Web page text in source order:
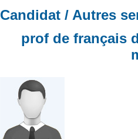
Candidat / Autres
prof de français